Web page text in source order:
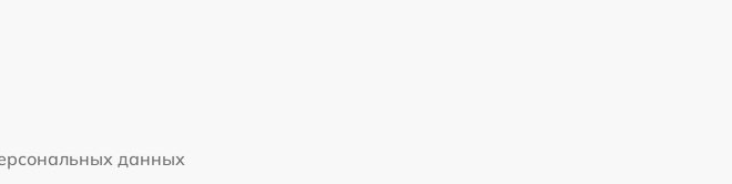
данных